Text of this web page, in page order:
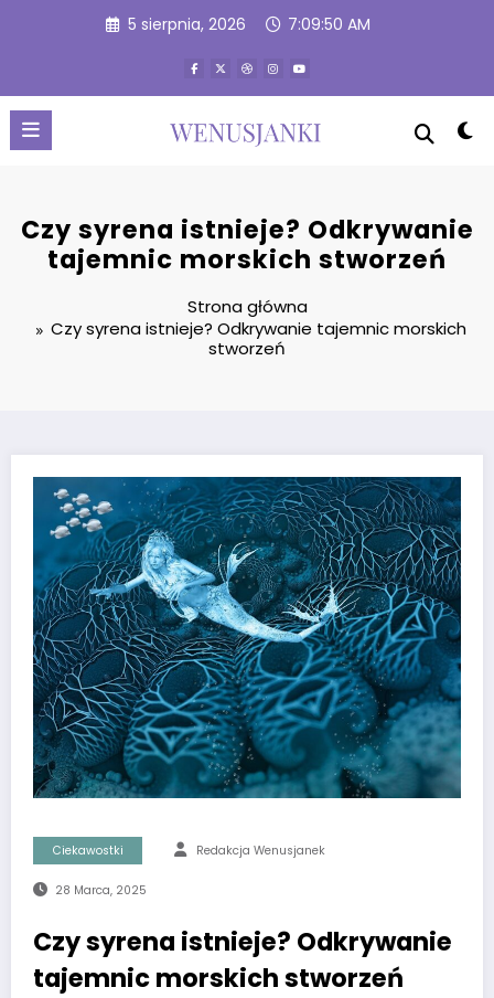
5 sierpnia, 2026 7:09:51 AM
Czy syrena istnieje? Odkrywanie
tajemnic morskich stworzeń
Strona główna
Czy syrena istnieje? Odkrywanie tajemnic morskich
stworzeń
Ciekawostki Redakcja Wenusjanek
28 Marca, 2025
Czy syrena istnieje? Odkrywanie
tajemnic morskich stworzeń